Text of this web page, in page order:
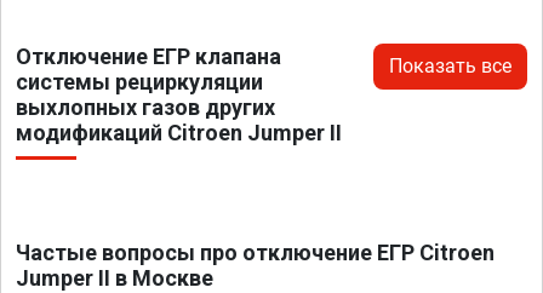
Отключение ЕГР клапана
системы рециркуляции
выхлопных газов других
модификаций Citroen Jumper II
Показать все
Частые вопросы про отключение ЕГР Citroen
Jumper II в Москве